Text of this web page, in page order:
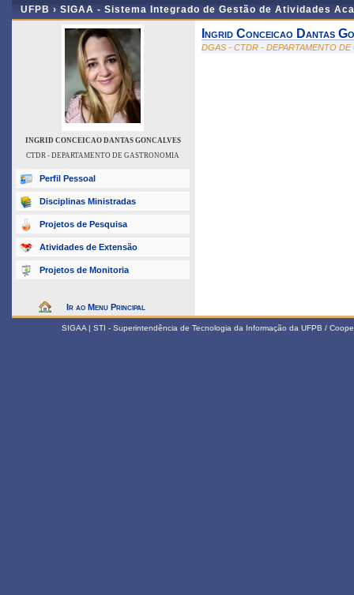
UFPB › SIGAA - Sistema Integrado de Gestão de Atividades
INGRID CONCEICAO DANTAS GONCALVES
CTDR - DEPARTAMENTO DE GASTRONOMIA
Perfil Pessoal
Disciplinas Ministradas
Projetos de Pesquisa
Atividades de Extensão
Projetos de Monitoria
Ir ao Menu Principal
Ingrid Conceicao Dantas
DGAS - CTDR - DEPARTAMENTO
SIGAA | STI - Superintendência de Tecnologia da Informação da UFPB /